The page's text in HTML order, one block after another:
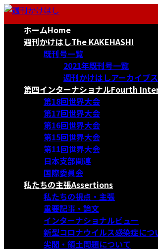
コ
ナ
ホームHome
週刊かけはしThe KAKEHASHI
既刊号一覧
2021年既刊号一覧
週刊かけはしアーカイブス
第四インターナショナルFourth
第18回世界大会
第17回世界大会
第16回世界大会
第15回世界大会
第11回世界大会
日本支部関連
国際委員会
私たちの主張Assertions
私たちの視点・主張
重要記事・論文
インターナショナルビュー
新型コロナウイルス感染症につ
尖閣・領土問題について